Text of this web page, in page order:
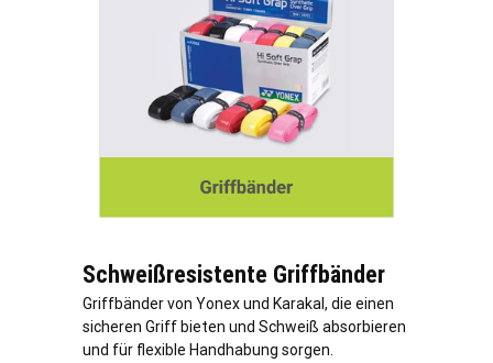
Schweißresistente Griffbänder
Griffbänder von Yonex und Karakal, die einen
sicheren Griff bieten und Schweiß absorbieren
und für flexible Handhabung sorgen.